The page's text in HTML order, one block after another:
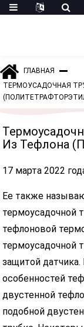
ГЛАВНАЯ
ТЕРМОУСАДОЧНАЯ
Из Тефлона
17 марта 2022
Ее также
термоусадочной
тефлоновой
термоусадочной
защитой
особенностей
двустенной
подобной